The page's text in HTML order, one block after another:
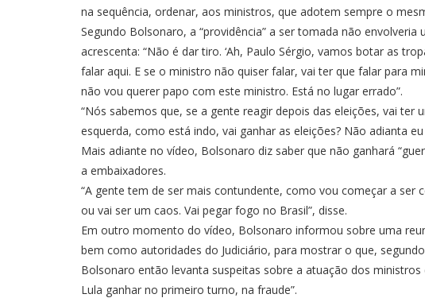
na sequência, ordenar, aos ministros, que adotem sempre o
Segundo Bolsonaro, a “providência” a ser tomada não
acrescenta: “Não é dar tiro. ‘Ah, Paulo Sérgio, vamos botar as
falar aqui. E se o ministro não quiser falar, vai ter que falar para
não vou querer papo com este ministro. Está no lugar errado”.
“Nós sabemos que, se a gente reagir depois das eleições, vai
esquerda, como está indo, vai ganhar as eleições? Não adianta
Mais adiante no vídeo, Bolsonaro diz saber que não ganhará
a embaixadores.
“A gente tem de ser mais contundente, como vou começar a ser
ou vai ser um caos. Vai pegar fogo no Brasil”, disse.
Em outro momento do vídeo, Bolsonaro informou sobre uma
bem como autoridades do Judiciário, para mostrar o que,
Bolsonaro então levanta suspeitas sobre a atuação dos
Lula ganhar no primeiro turno, na fraude”.